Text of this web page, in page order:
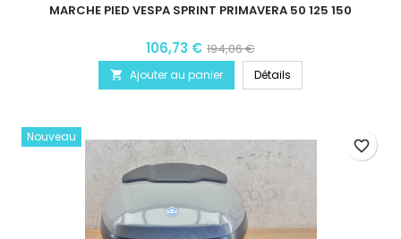
MARCHE PIED VESPA SPRINT PRIMAVERA 50 125 150
106,73 € 194,06 €
 Ajouter au panier Détails
Nouveau
favorite_border